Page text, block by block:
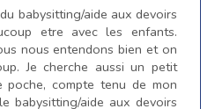
babysitting/aide aux devoirs
etre avec les enfants.
nous entendons bien et on
Je cherche aussi un petit
compte tenu de mon
babysitting/aide aux devoirs